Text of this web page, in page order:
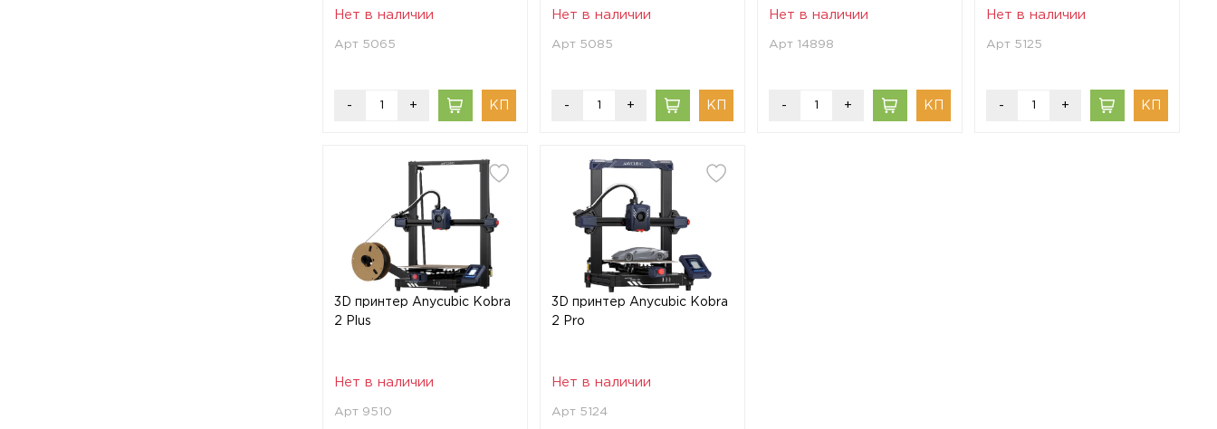
Нет в наличии
Арт 5065
- +
Нет в наличии
Арт 5085
- +
Нет в наличии
Арт 14898
- +
Нет в наличии
Арт 5125
- +
3D принтер Anycubic Kobra
2 Plus
Нет в наличии
Арт 9510
3D принтер Anycubic Kobra
2 Pro
Нет в наличии
Арт 5124